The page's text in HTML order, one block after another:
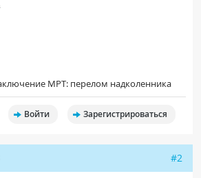
МРТ: перелом надколенника
Войти Зарегистрироваться
#2